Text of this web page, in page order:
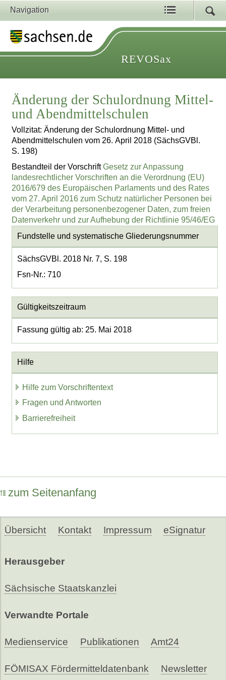
Navigation
REVOSax
Änderung der Schulordnung Mittel-
und Abendmittelschulen
Vollzitat: Änderung der Schulordnung Mittel- und
Abendmittelschulen vom 26. April 2018 (SächsGVBl.
S. 198)
Bestandteil der VorschriftGesetz zur Anpassung
landesrechtlicher Vorschriften an die Verordnung (EU)
2016/679 des Europäischen Parlaments und des Rates
vom 27. April 2016 zum Schutz natürlicher Personen bei
der Verarbeitung personenbezogener Daten, zum freien
Datenverkehr und zur Aufhebung der Richtlinie 95/46/EG
Fundstelle und systematische Gliederungsnummer
SächsGVBl. 2018 Nr. 7, S. 198
Fsn-Nr.: 710
Gültigkeitszeitraum
Fassung gültig ab: 25. Mai 2018
Hilfe
Hilfe zum Vorschriftentext
Fragen und Antworten
Barrierefreiheit
zum Seitenanfang
Übersicht Kontakt Impressum eSignatur
Herausgeber
Sächsische Staatskanzlei
Verwandte Portale
Medienservice Publikationen Amt24
FÖMISAX Fördermitteldatenbank Newsletter